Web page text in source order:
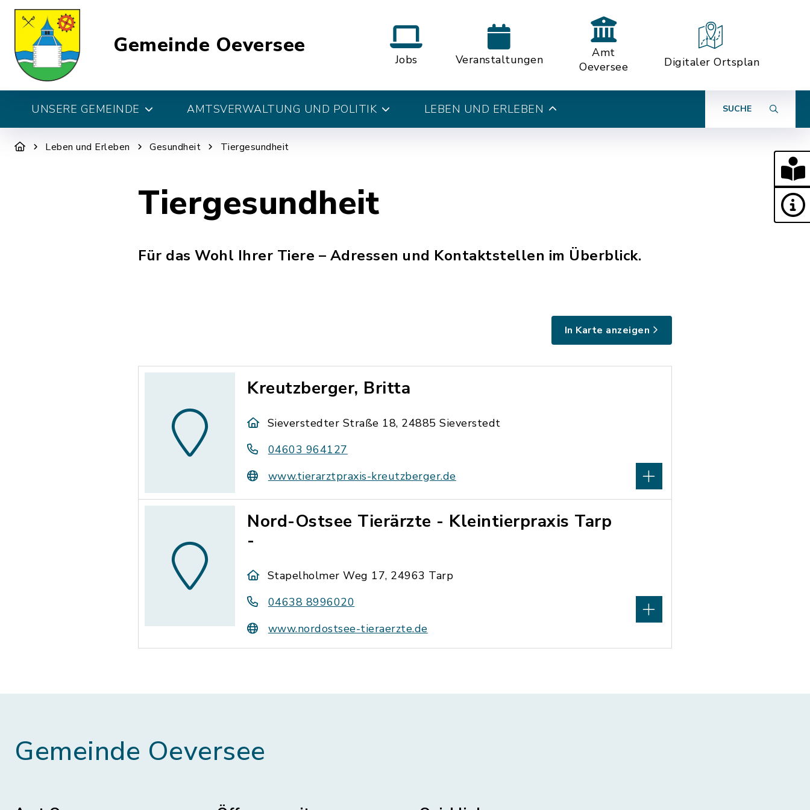
Gemeinde Oeversee
Jobs Veranstaltungen
Amt
Oeversee
Digitaler Ortsplan
UNSERE GEMEINDE AMTSVERWALTUNG UND POLITIK LEBEN UND ERLEBEN SUCHE
Leben und Erleben Gesundheit Tiergesundheit
Tiergesundheit
Für das Wohl Ihrer Tiere – Adressen und Kontaktstellen im Überblick.
In Karte anzeigen
Kreutzberger, Britta
Sieverstedter Straße 18, 24885 Sieverstedt
04603 964127
www.tierarztpraxis-kreutzberger.de
Nord-Ostsee Tierärzte - Kleintierpraxis Tarp
-
Stapelholmer Weg 17, 24963 Tarp
04638 8996020
www.nordostsee-tieraerzte.de
Gemeinde Oeversee